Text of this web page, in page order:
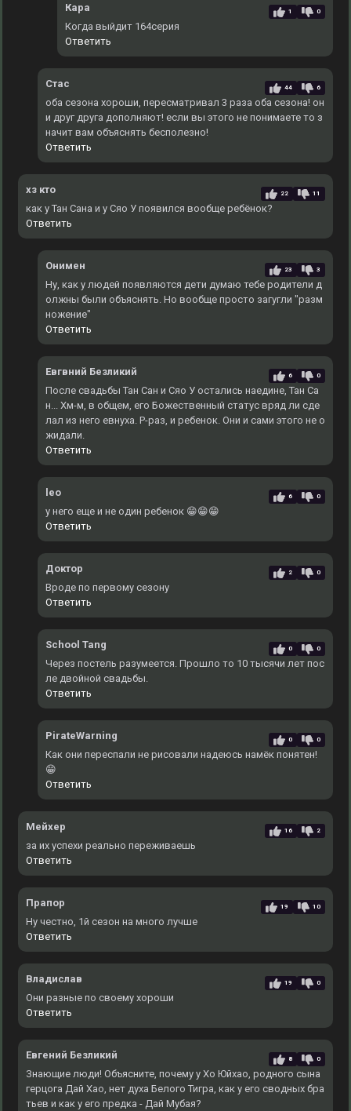
Кара 1 0
Когда выйдит 164серия
Ответить
Стас 44 6
оба сезона хороши, пересматривал 3 раза оба сезона! он
и друг друга дополняют! если вы этого не понимаете то з
начит вам объяснять бесполезно!
Ответить
хз кто 22 11
как у Тан Сана и у Сяо У появился вообще ребёнок?
Ответить
Онимен 23 3
Ну, как у людей появляются дети думаю тебе родители д
олжны были объяснять. Но вообще просто загугли "разм
ножение"
Ответить
Евгвний Безликий 6 0
После свадьбы Тан Сан и Сяо У остались наедине, Тан Са
н... Хм-м, в общем, его Божественный статус вряд ли сде
лал из него евнуха. Р-раз, и ребенок. Они и сами этого не о
жидали.
Ответить
leo 6 0
у него еще и не один ребенок 😁😁😁
Ответить
Доктор 2 0
Вроде по первому сезону
Ответить
School Tang 0 0
Через постель разумеется. Прошло то 10 тысячи лет пос
ле двойной свадьбы.
Ответить
PirateWarning 0 0
Как они переспали не рисовали надеюсь намёк понятен!
😁
Ответить
Мейхер 16 2
за их успехи реально переживаешь
Ответить
Прапор 19 10
Ну честно, 1й сезон на много лучше
Ответить
Владислав 19 0
Они разные по своему хороши
Ответить
Евгений Безликий 8 0
Знающие люди! Объясните, почему у Хо Юйхао, родного сына
герцога Дай Хао, нет духа Белого Тигра, как у его сводных бра
тьев и как у его предка - Дай Мубая?